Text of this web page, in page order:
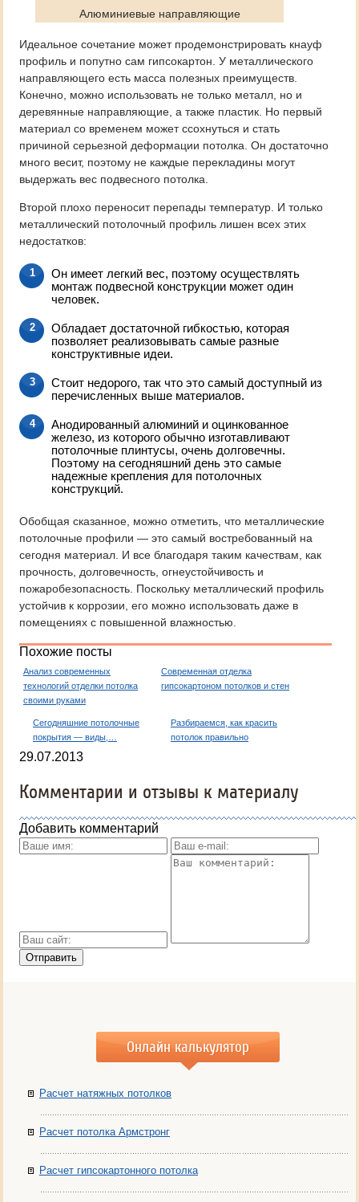
Алюминиевые направляющие
Идеальное сочетание может продемонстрировать кнауф
профиль и попутно сам гипсокартон. У металлического
направляющего есть масса полезных преимуществ.
Конечно, можно использовать не только металл, но и
деревянные направляющие, а также пластик. Но первый
материал со временем может ссохнуться и стать
причиной серьезной деформации потолка. Он достаточно
много весит, поэтому не каждые перекладины могут
выдержать вес подвесного потолка.
Второй плохо переносит перепады температур. И только
металлический потолочный профиль лишен всех этих
недостатков:
Он имеет легкий вес, поэтому осуществлять
монтаж подвесной конструкции может один
человек.
Обладает достаточной гибкостью, которая
позволяет реализовывать самые разные
конструктивные идеи.
Стоит недорого, так что это самый доступный из
перечисленных выше материалов.
Анодированный алюминий и оцинкованное
железо, из которого обычно изготавливают
потолочные плинтусы, очень долговечны.
Поэтому на сегодняшний день это самые
надежные крепления для потолочных
конструкций.
Обобщая сказанное, можно отметить, что металлические
потолочные профили — это самый востребованный на
сегодня материал. И все благодаря таким качествам, как
прочность, долговечность, огнеустойчивость и
пожаробезопасность. Поскольку металлический профиль
устойчив к коррозии, его можно использовать даже в
помещениях с повышенной влажностью.
Похожие посты
Анализ современных
технологий отделки потолка
своими руками
Современная отделка
гипсокартоном потолков и стен
Сегодняшние потолочные
покрытия — виды,…
Разбираемся, как красить
потолок правильно
29.07.2013
Комментарии и отзывы к материалу
Добавить комментарий
Онлайн калькулятор
Расчет натяжных потолков
Расчет потолка Армстронг
Расчет гипсокартонного потолка